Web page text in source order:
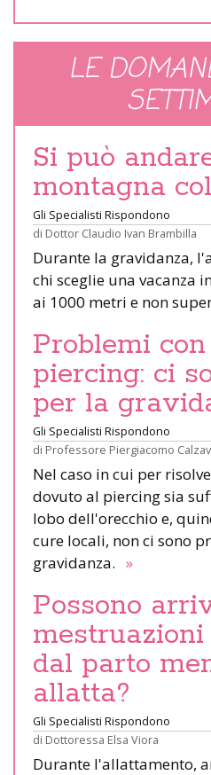
LE
Si può
montagna
Gli Specialisti Rispondono
di Dottor Claudio Ivan Brambilla
Durante la gravidanza,
chi sceglie una vacanza
ai 1000 metri e non
Problemi
piercing: ci
per la
Gli Specialisti Rispondono
di Professore Piergiacomo
Nel caso in cui per
dovuto al piercing sia
lobo dell'orecchio e,
cure locali, non ci sono
gravidanza. »
Possono
dal parto
allatta?
Gli Specialisti Rispondono
di Dottoressa Elsa Viora
Durante l'allattamento,